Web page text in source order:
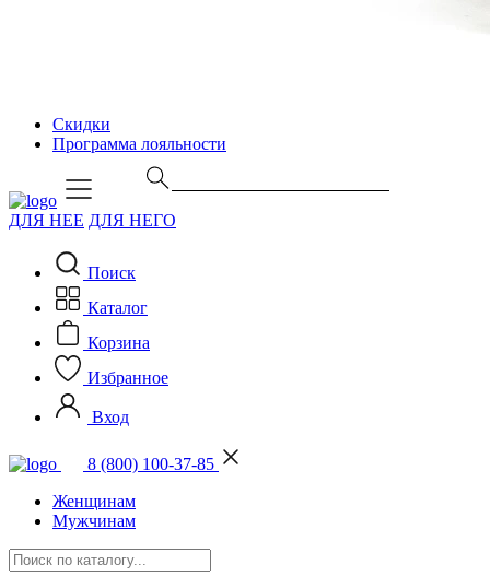
Скидки
Программа лояльности
ДЛЯ НЕЕ ДЛЯ НЕГО
Поиск
Каталог
Корзина
Избранное
Вход
8 (800) 100-37-85
Женщинам
Мужчинам